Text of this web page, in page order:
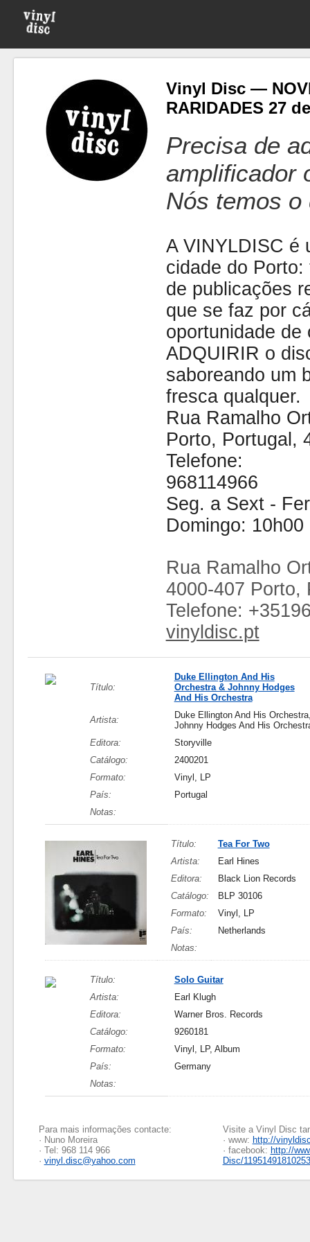
Vinyl Disc —
RARIDADES 27
Precisa de
amplificador
Nós temos o
A VINYLDISC é
cidade do
de publicações
que se faz por
oportunidade de
ADQUIRIR o
saboreando um
fresca qualquer.
Rua Ramalho
Porto, Portugal,
Telefone:
968114966
Seg. a Sext -
Domingo: 10h00
Rua Ramalho
4000-407 Porto,
Telefone:
vinyldisc.pt
Título:
Duke Ellington And His
Orchestra & Johnny Hodges
And His Orchestra
Artista:
Duke Ellington And His
Johnny Hodges And His
Editora:
Storyville
Catálogo:
2400201
Formato:
Vinyl, LP
País:
Portugal
Notas:
Título:
Tea For Two
Artista:
Earl Hines
Editora:
Black Lion Records
Catálogo:
BLP 30106
Formato:
Vinyl, LP
País:
Netherlands
Notas:
Título:
Solo Guitar
Artista:
Earl Klugh
Editora:
Warner Bros. Records
Catálogo:
9260181
Formato:
Vinyl, LP, Album
País:
Germany
Notas:
Para mais informações contacte:
· Nuno Moreira
· Tel: 968 114 966
· vinyl.disc@yahoo.com
Visite a Vinyl Disc
· www: http://
· facebook: http://
Disc/